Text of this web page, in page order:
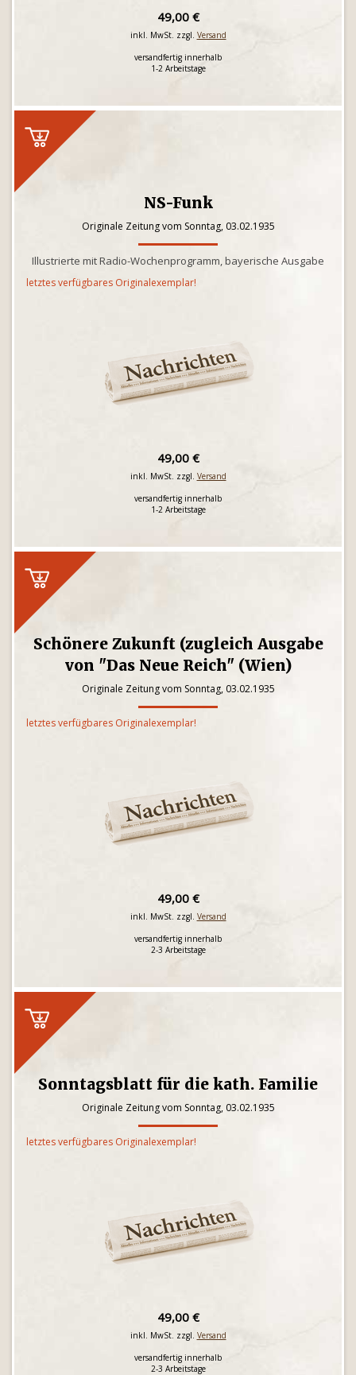
49,00 €
inkl. MwSt. zzgl. Versand
versandfertig innerhalb
1-2 Arbeitstage
NS-Funk
Originale Zeitung vom Sonntag, 03.02.1935
Illustrierte mit Radio-Wochenprogramm, bayerische Ausgabe
letztes verfügbares Originalexemplar!
49,00 €
inkl. MwSt. zzgl. Versand
versandfertig innerhalb
1-2 Arbeitstage
Schönere Zukunft (zugleich Ausgabe
von "Das Neue Reich" (Wien)
Originale Zeitung vom Sonntag, 03.02.1935
letztes verfügbares Originalexemplar!
49,00 €
inkl. MwSt. zzgl. Versand
versandfertig innerhalb
2-3 Arbeitstage
Sonntagsblatt für die kath. Familie
Originale Zeitung vom Sonntag, 03.02.1935
letztes verfügbares Originalexemplar!
49,00 €
inkl. MwSt. zzgl. Versand
versandfertig innerhalb
2-3 Arbeitstage